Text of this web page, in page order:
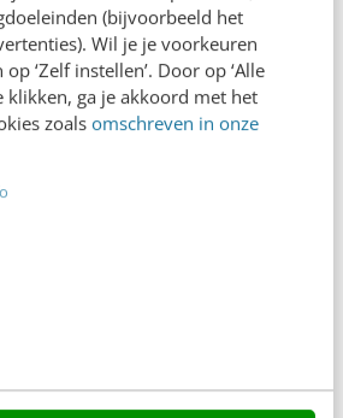
(bijvoorbeeld het
Wil je je voorkeuren
‘Zelf instellen’. Door op ‘Alle
klikken, ga je akkoord met het
zoals omschreven in onze